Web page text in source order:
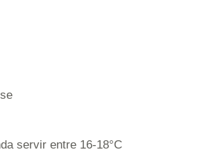
servir entre 16-18°C